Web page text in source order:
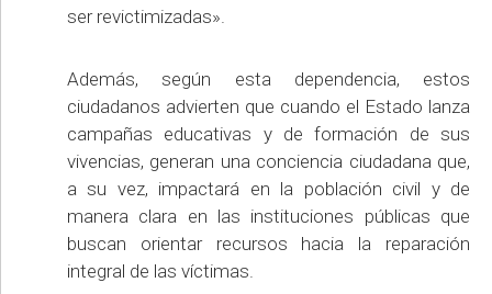
ser revictimizadas».
Además, según esta dependencia, estos
ciudadanos advierten que cuando el Estado lanza
campañas educativas y de formación de sus
vivencias, generan una conciencia ciudadana que,
a su vez, impactará en la población civil y de
manera clara en las instituciones públicas que
buscan orientar recursos hacia la reparación
integral de las víctimas.